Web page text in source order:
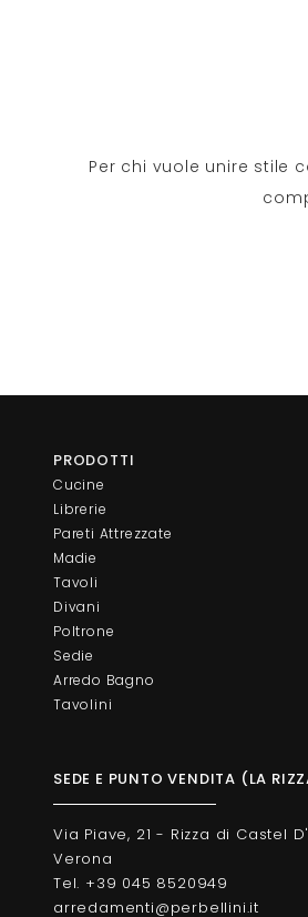
Per chi vuole unire stile
PRODOTTI
Cucine
Librerie
Pareti Attrezzate
Madie
Tavoli
Divani
Poltrone
Sedie
Arredo Bagno
Tavolini
SEDE E PUNTO VENDITA (LA
Via Piave, 21 - Rizza di Castel
Verona
Tel. +39 045 8520949
arredamenti@perbellini.it